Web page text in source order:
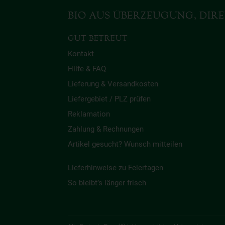
BIO AUS ÜBERZEUGUNG,
GUT BETREUT
Kontakt
Hilfe & FAQ
Lieferung & Versandkosten
Liefergebiet / PLZ prüfen
Reklamation
Zahlung & Rechnungen
Artikel gesucht? Wunsch mitteilen
Lieferhinweise zu Feiertagen
So bleibt’s länger frisch